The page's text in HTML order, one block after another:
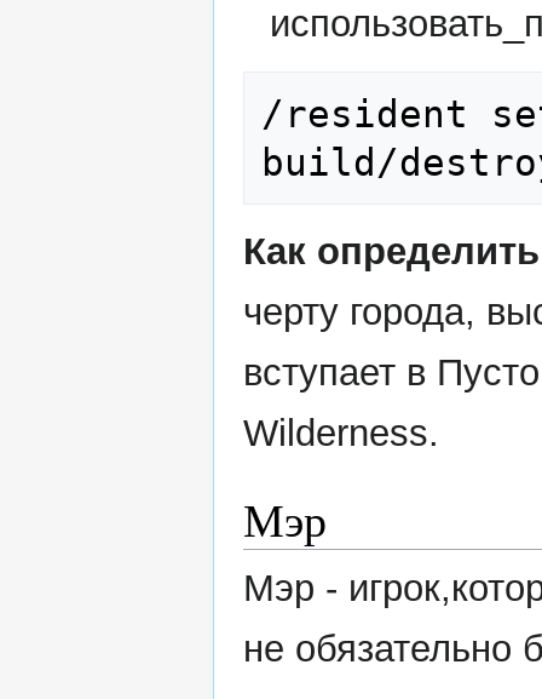
/resident
build/
Как
черту города,
вступает в
Wilderness.
Мэр
Мэр -
не обязательно